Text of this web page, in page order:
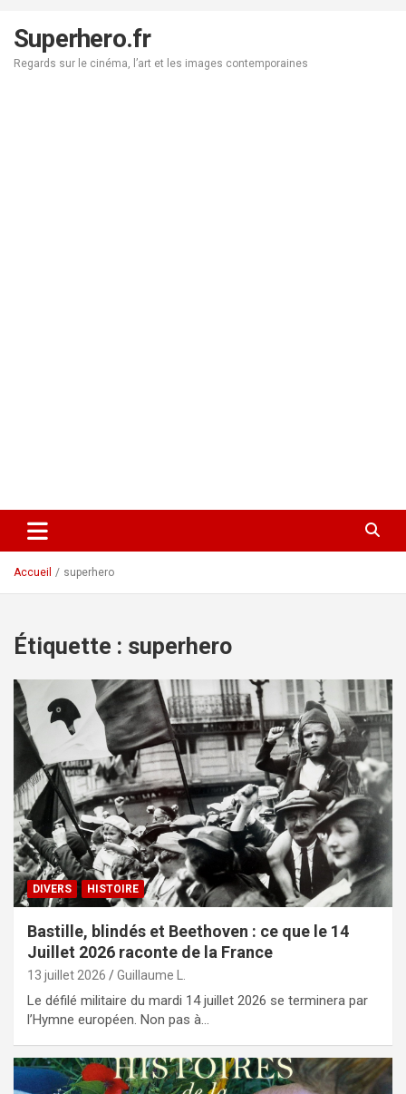
contenu
Superhero.fr
Regards sur le cinéma, l’art et les images contemporaines
Accueil superhero
Étiquette : superhero
DIVERS HISTOIRE
Bastille, blindés et Beethoven : ce que le 14
Juillet 2026 raconte de la France
13 juillet 2026 Guillaume L.
Le défilé militaire du mardi 14 juillet 2026 se terminera par
l’Hymne européen. Non pas à…